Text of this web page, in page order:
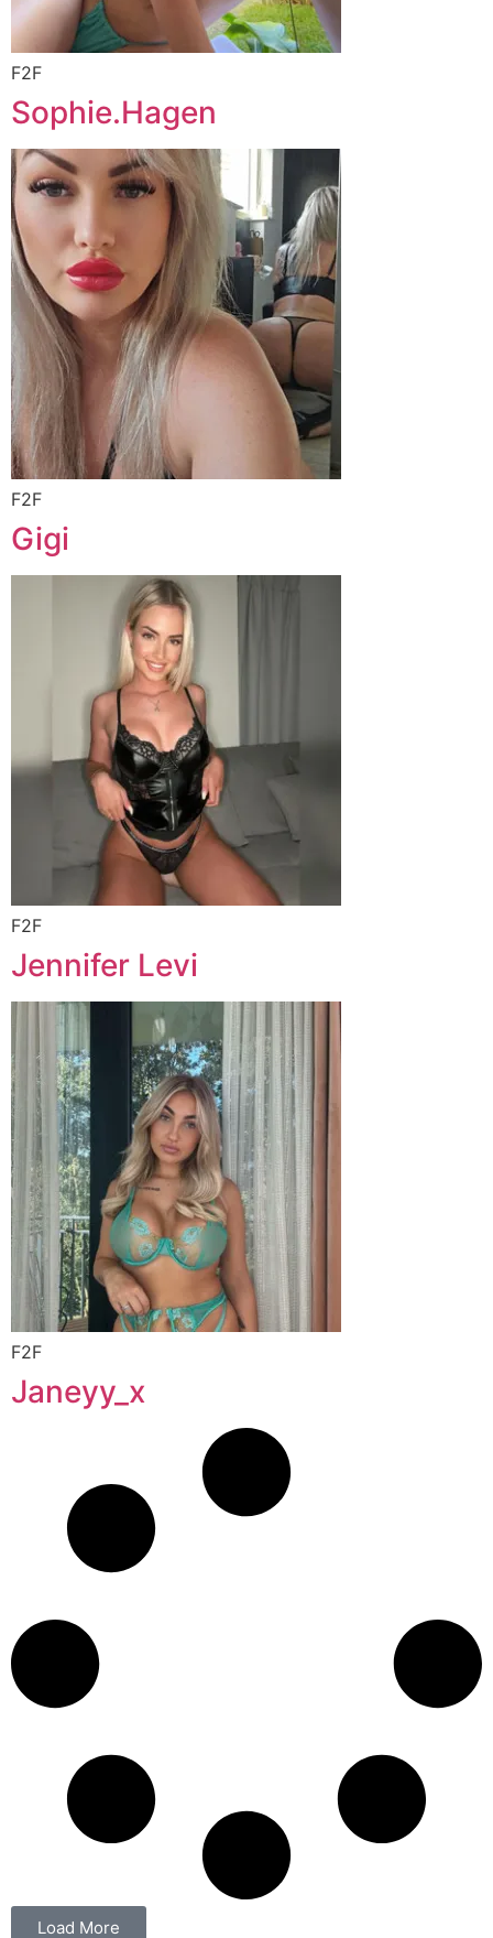
F2F
Sophie.Hagen
F2F
Gigi
F2F
Jennifer Levi
F2F
Janeyy_x
Load More